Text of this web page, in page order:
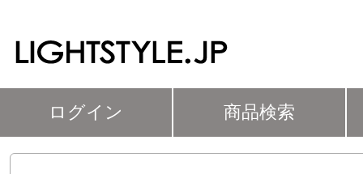
ログイン 商品検索